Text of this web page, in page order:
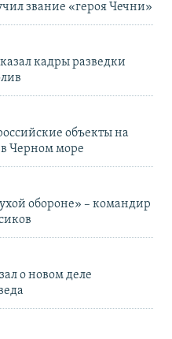
звание «героя Чечни»
кадры разведки
объекты на
Черном море
обороне» – командир
о новом деле